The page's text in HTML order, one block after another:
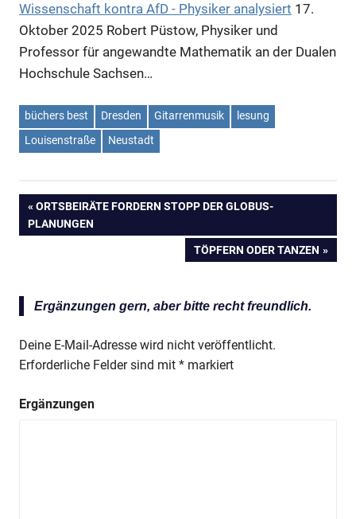
Wissenschaft kontra AfD - Physiker analysiert 17.
Oktober 2025 Robert Püstow, Physiker und
Professor für angewandte Mathematik an der Dualen
Hochschule Sachsen…
büchers best Dresden Gitarrenmusik
lesung
Louisenstraße
Neustadt
Beitragsnavigation
VORHERIGER
BEITRAG:
ORTSBEIRÄTE FORDERN STOPP DER GLOBUS-
PLANUNGEN
NÄCHSTER
TÖPFERN ODER TANZEN
Ergänzungen gern, aber bitte recht freundlich.
Deine E-Mail-Adresse wird nicht veröffentlicht.
Erforderliche Felder sind mit * markiert
Ergänzungen